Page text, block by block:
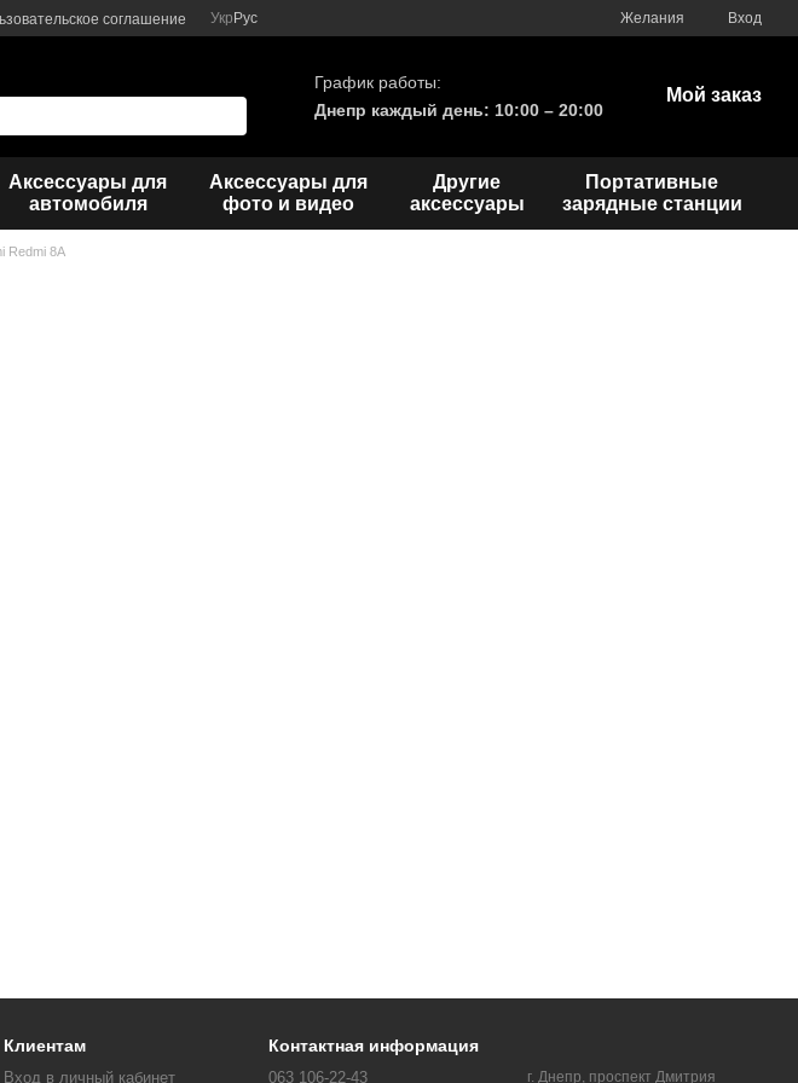
соглашение Укр Рус Желания Вход
График работы:
Днепр каждый день: 10:00 – 20:00
Мой заказ
Аксессуары для
автомобиля
Аксессуары для
фото и видео
Другие
аксессуары
Портативные
зарядные станции
Redmi 8A
Клиентам
Вход в личный кабинет
Контактная информация
063 106-22-43 г. Днепр, проспект Дмитрия